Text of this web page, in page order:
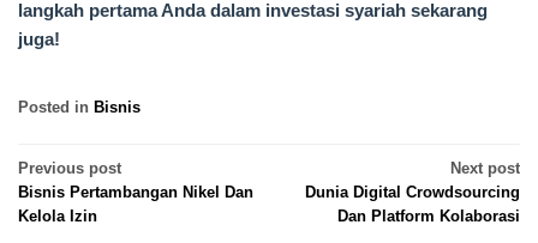
langkah pertama Anda dalam investasi syariah sekarang
juga!
Posted in Bisnis
Post
navigation
Previous post
Bisnis Pertambangan Nikel Dan
Kelola Izin
Next post
Dunia Digital Crowdsourcing
Dan Platform Kolaborasi